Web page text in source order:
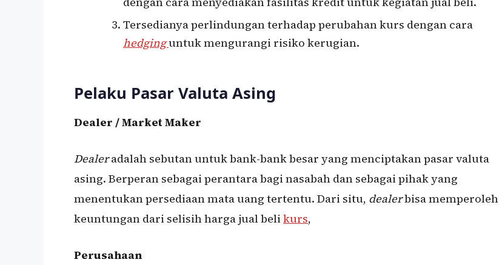
Tersedianya perlindungan terhadap perubahan kurs dengan cara
hedginguntuk mengurangi risiko kerugian.
Pelaku Pasar Valuta Asing
Dealer / Market Maker
Dealeradalah sebutan untuk bank-bank besar yang menciptakan pasar valuta
asing. Berperan sebagai perantara bagi nasabah dan sebagai pihak yang
menentukan persediaan mata uang tertentu. Dari situ, dealerbisa memperoleh
keuntungan dari selisih harga jual belikurs,
Perusahaan